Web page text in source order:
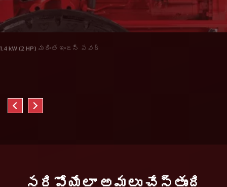
1.4 kW (2 HP) మరింత ఇంజన్ పవర్